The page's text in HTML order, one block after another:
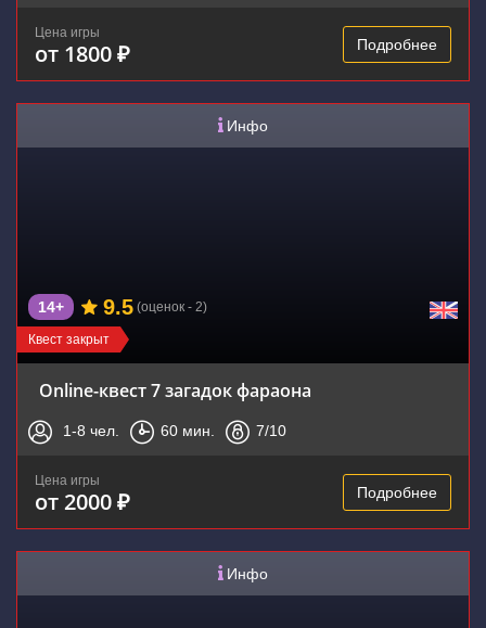
Цена игры
от 1800 ₽ Подробнее
Инфо
Квест закрыт
14+ 9.5 (оценок - 2)
Online-квест 7 загадок фараона
1-8 чел. 60 мин. 7/10
Цена игры
от 2000 ₽ Подробнее
Инфо